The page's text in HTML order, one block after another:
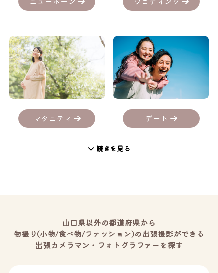
マタニティ デート
続きを見る
山口県以外の都道府県から
物撮り(小物/食べ物/ファッション)の出張撮影ができる
出張カメラマン・フォトグラファーを探す